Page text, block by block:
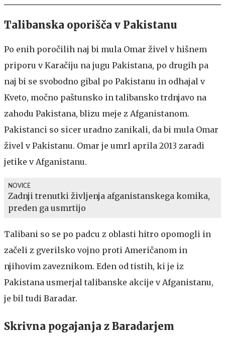
Talibanska oporišča v Pakistanu
Po enih poročilih naj bi mula Omar živel v hišnem
priporu v Karačiju na jugu Pakistana, po drugih pa
naj bi se svobodno gibal po Pakistanu in odhajal v
Kveto, močno paštunsko in talibansko trdnjavo na
zahodu Pakistana, blizu meje z Afganistanom.
Pakistanci so sicer uradno zanikali, da bi mula Omar
živel v Pakistanu. Omar je umrl aprila 2013 zaradi
jetike v Afganistanu.
NOVICE
Zadnji trenutki življenja afganistanskega komika,
preden ga usmrtijo
Talibani so se po padcu z oblasti hitro opomogli in
začeli z gverilsko vojno proti Američanom in
njihovim zaveznikom. Eden od tistih, ki je iz
Pakistana usmerjal talibanske akcije v Afganistanu,
je bil tudi Baradar.
Skrivna pogajanja z Baradarjem